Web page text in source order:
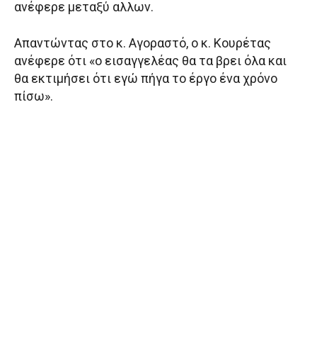
ανέφερε μεταξύ αλλων.
Απαντώντας στο κ. Αγοραστό, ο κ. Κουρέτας
ανέφερε ότι «ο εισαγγελέας θα τα βρει όλα και
θα εκτιμήσει ότι εγώ πήγα το έργο ένα χρόνο
πίσω».